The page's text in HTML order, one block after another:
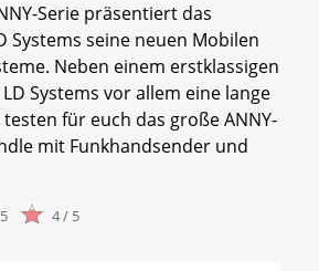
Serie präsentiert das
Systems seine neuen Mobilen
Neben einem erstklassigen
Systems vor allem eine lange
für euch das große ANNY-
mit Funkhandsender und
4 / 5